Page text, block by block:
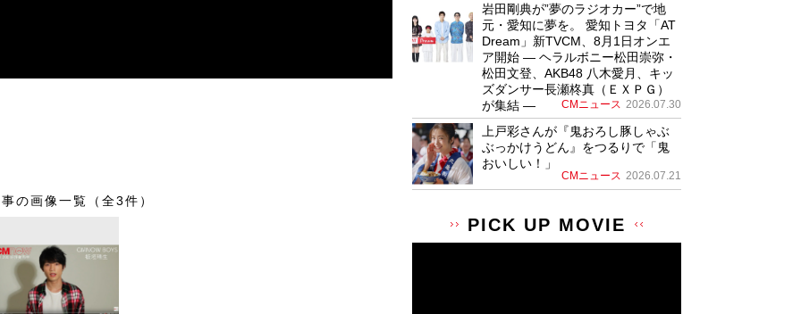
の画像一覧（全3件）
岩田剛典が”夢のラジオカー”で地
元・愛知に夢を。 愛知トヨタ「AT
Dream」新TVCM、8月1日オンエ
ア開始 ― ヘラルボニー松田崇弥・
松田文登、AKB48 八木愛月、キッ
ズダンサー長瀬柊真（ＥＸＰＧ）
が集結 ―
CMニュース 2026.07.30
上戸彩さんが『鬼おろし豚しゃぶ
ぶっかけうどん』をつるりで「鬼
おいしい！」
CMニュース 2026.07.21
PICK UP MOVIE